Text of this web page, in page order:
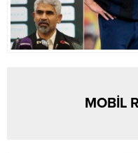
MOBİL